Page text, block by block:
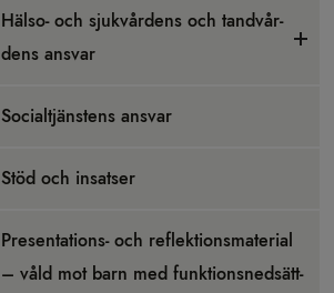
Hälso- och sjuk­vår­dens och tand­vår­
dens ansvar
Soci­al­tjäns­tens ansvar
Stöd och insat­ser
Pre­sen­ta­tions- och ref­lek­tions­ma­te­rial
– våld mot barn med funk­tionsned­sätt­